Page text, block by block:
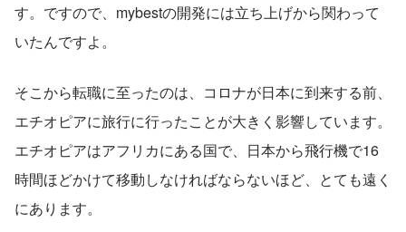
す。ですので、mybestの開発には立ち上げから関わって
いたんですよ。
そこから転職に至ったのは、コロナが日本に到来する前、
エチオピアに旅行に行ったことが大きく影響しています。
エチオピアはアフリカにある国で、日本から飛行機で16
時間ほどかけて移動しなければならないほど、とても遠く
にあります。